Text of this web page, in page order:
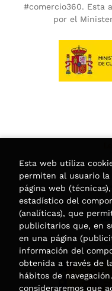
#comercio360. Esta
por el
Esta web utiliza
permiten al usuario la
página web
estadístico del
(analíticas), que
publicitarios que, en
en una página
información del
obtenida a través de
hábitos de
consideraremos que